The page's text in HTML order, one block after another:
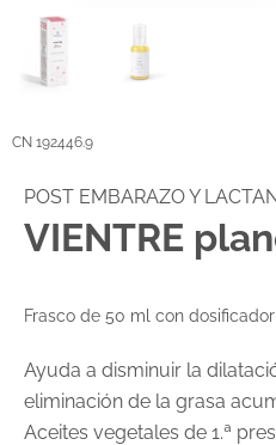
CN 192446.9
POST EMBARAZO Y
VIENTRE
Frasco de 50 ml con dosificador
Ayuda a disminuir la
eliminación de la grasa
Aceites vegetales de 1.ª